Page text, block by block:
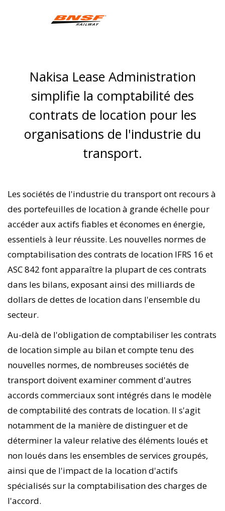
Nakisa Lease Administration
simplifie la comptabilité des
contrats de location pour les
organisations de l'industrie du
transport.
Les sociétés de l'industrie du transport ont recours à
des portefeuilles de location à grande échelle pour
accéder aux actifs fiables et économes en énergie,
essentiels à leur réussite. Les nouvelles normes de
comptabilisation des contrats de location IFRS 16 et
ASC 842 font apparaître la plupart de ces contrats
dans les bilans, exposant ainsi des milliards de
dollars de dettes de location dans l'ensemble du
secteur.
Au-delà de l'obligation de comptabiliser les contrats
de location simple au bilan et compte tenu des
nouvelles normes, de nombreuses sociétés de
transport doivent examiner comment d'autres
accords commerciaux sont intégrés dans le modèle
de comptabilité des contrats de location. Il s'agit
notamment de la manière de distinguer et de
déterminer la valeur relative des éléments loués et
non loués dans les ensembles de services groupés,
ainsi que de l'impact de la location d'actifs
spécialisés sur la comptabilisation des charges de
l'accord.